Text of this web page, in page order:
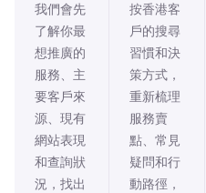
我們會先
了解你最
想推廣的
服務、主
要客戶來
源、現有
網站表現
和查詢狀
況，找出
按香港客
戶的搜尋
習慣和決
策方式，
重新梳理
服務賣
點、常見
疑問和行
動路徑，